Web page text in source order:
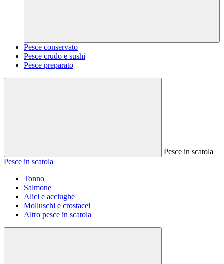
Pesce conservato
Pesce crudo e sushi
Pesce preparato
Pesce in scatola
Pesce in scatola
Tonno
Salmone
Alici e acciughe
Molluschi e crostacei
Altro pesce in scatola